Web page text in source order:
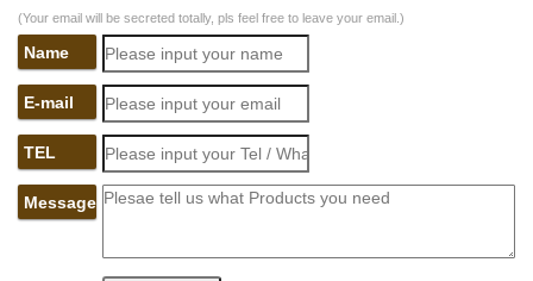
России и СНГ.Небольшое пресс-папье, бронзовая собака на
каменном постаменте.
Символ года 2018 собака – купить оптом и в розницу, с
доставкой…
Символ года 2018. Разделы. Все. Страна
производитель.Купить. Акция -15%. 5KRA07 Статуэтка собака
из полистоуна. высота 4см., 5*3см., полистоун, роспись; два
окраса Артикул: 5KRA07 Китай.
(Your email will be secreted totally, pls feel free to leave your email.)
Name
E-mail
TEL
Message